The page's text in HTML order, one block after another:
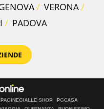
VERONA
PADOVA
PAGINEGIALLE SHOP
PGCASA